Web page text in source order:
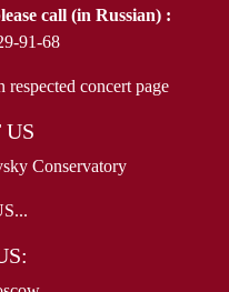
call (in Russian) :
91-68
respected concert page
US
Conservatory